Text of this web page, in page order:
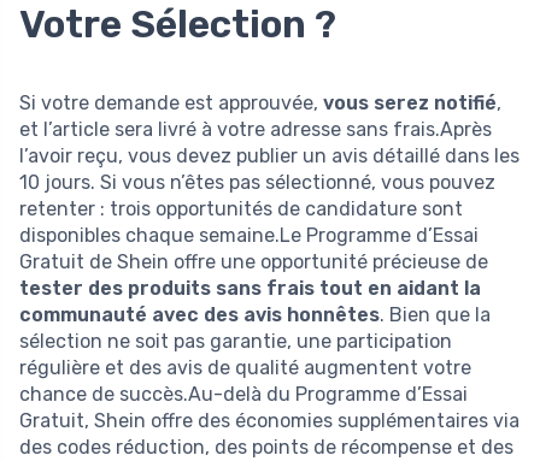
Votre Sélection ?
Si votre demande est approuvée, vous serez notifié,
et l’article sera livré à votre adresse sans frais.Après
l’avoir reçu, vous devez publier un avis détaillé dans les
10 jours. Si vous n’êtes pas sélectionné, vous pouvez
retenter : trois opportunités de candidature sont
disponibles chaque semaine.Le Programme d’Essai
Gratuit de Shein offre une opportunité précieuse de
tester des produits sans frais tout en aidant la
communauté avec des avis honnêtes. Bien que la
sélection ne soit pas garantie, une participation
régulière et des avis de qualité augmentent votre
chance de succès.Au-delà du Programme d’Essai
Gratuit, Shein offre des économies supplémentaires via
des codes réduction, des points de récompense et des